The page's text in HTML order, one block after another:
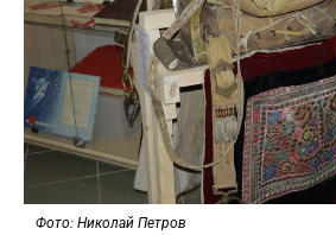
Фото: Николай Петров